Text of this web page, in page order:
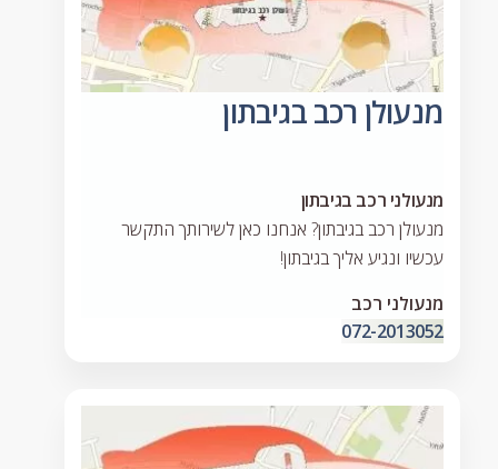
מנעולן רכב בגיבתון
מנעולני רכב בגיבתון
מנעולן רכב בגיבתון? אנחנו כאן לשירותך התקשר
עכשיו ונגיע אליך בגיבתון!
מנעולני רכב
072-2013052